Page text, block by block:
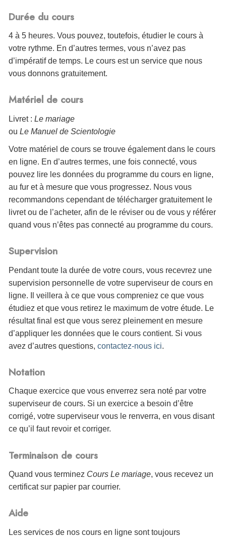
Durée du cours
4 à 5 heures. Vous pouvez, toutefois, étudier le cours à
votre rythme. En d’autres termes, vous n’avez pas
d’impératif de temps. Le cours est un service que nous
vous donnons gratuitement.
Matériel de cours
Livret : Le mariage
ou Le Manuel de Scientologie
Votre matériel de cours se trouve également dans le cours
en ligne. En d’autres termes, une fois connecté, vous
pouvez lire les données du programme du cours en ligne,
au fur et à mesure que vous progressez. Nous vous
recommandons cependant de télécharger gratuitement le
livret ou de l’acheter, afin de le réviser ou de vous y référer
quand vous n’êtes pas connecté au programme du cours.
Supervision
Pendant toute la durée de votre cours, vous recevrez une
supervision personnelle de votre superviseur de cours en
ligne. Il veillera à ce que vous compreniez ce que vous
étudiez et que vous retirez le maximum de votre étude. Le
résultat final est que vous serez pleinement en mesure
d’appliquer les données que le cours contient. Si vous
avez d’autres questions, contactez-nous ici.
Notation
Chaque exercice que vous enverrez sera noté par votre
superviseur de cours. Si un exercice a besoin d’être
corrigé, votre superviseur vous le renverra, en vous disant
ce qu’il faut revoir et corriger.
Terminaison de cours
Quand vous terminez Cours Le mariage, vous recevez un
certificat sur papier par courrier.
Aide
Les services de nos cours en ligne sont toujours